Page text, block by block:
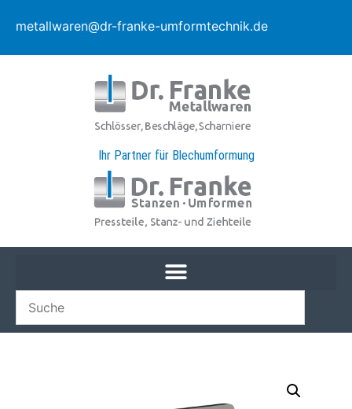
metallwaren@dr-franke-umformtechnik.de
Ihr Partner für Blechumformung